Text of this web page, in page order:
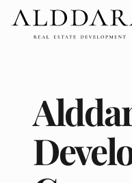
Saltar
contenido